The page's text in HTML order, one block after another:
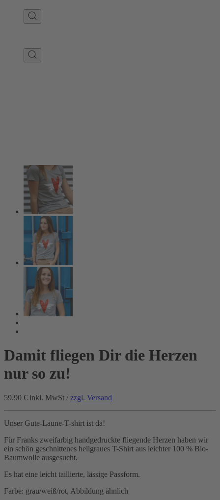
Damit fliegen Dir die Herzen
nur so zu!
59.90 € inkl. MwSt / zzgl. Versand
Unser Gute-Laune-T-shirt ist da!
Für Franks zweifarbig handgedruckte fliegende Herzen haben wir
ein schön geschnittenes hellgraues T-Shirt aus leichter 100 % Bio-
Baumwolle ausgesucht.
Es hat eine leicht taillierte, lässige Passform.
Farbe: grau/weiß/rot, Abbildung ähnlich